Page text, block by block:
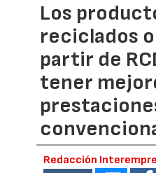
Los
reciclados
partir de
tener
Redacción